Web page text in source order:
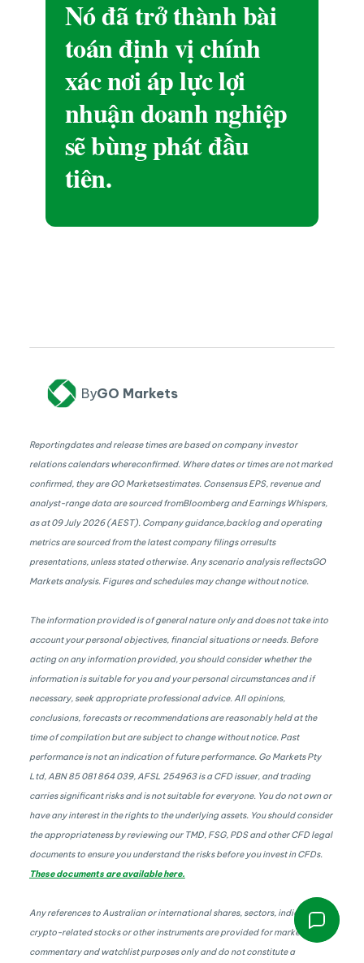
Nó đã trở thành bài
toán định vị chính
xác nơi áp lực lợi
nhuận doanh nghiệp
sẽ bùng phát đầu
tiên.
ByGO Markets
Reportingdates and release times are based on company investor
relations calendars whereconfirmed. Where dates or times are not marked
confirmed, they are GO Marketsestimates. Consensus EPS, revenue and
analyst-range data are sourced fromBloomberg and Earnings Whispers,
as at 09 July 2026 (AEST). Company guidance,backlog and operating
metrics are sourced from the latest company filings orresults
presentations, unless stated otherwise. Any scenario analysis reflectsGO
Markets analysis. Figures and schedules may change without notice.
The information provided is of general nature only and does not take into
account your personal objectives, financial situations or needs. Before
acting on any information provided, you should consider whether the
information is suitable for you and your personal circumstances and if
necessary, seek appropriate professional advice. All opinions,
conclusions, forecasts or recommendations are reasonably held at the
time of compilation but are subject to change without notice. Past
performance is not an indication of future performance. Go Markets Pty
Ltd, ABN 85 081 864 039, AFSL 254963 is a CFD issuer, and trading
carries significant risks and is not suitable for everyone. You do not own or
have any interest in the rights to the underlying assets. You should consider
the appropriateness by reviewing our TMD, FSG, PDS and other CFD legal
documents to ensure you understand the risks before you invest in CFDs.
These documents are available here.
Any references to Australian or international shares, sectors, indices, ETFs,
crypto-related stocks or other instruments are provided for market
commentary and watchlist purposes only and do not constitute a